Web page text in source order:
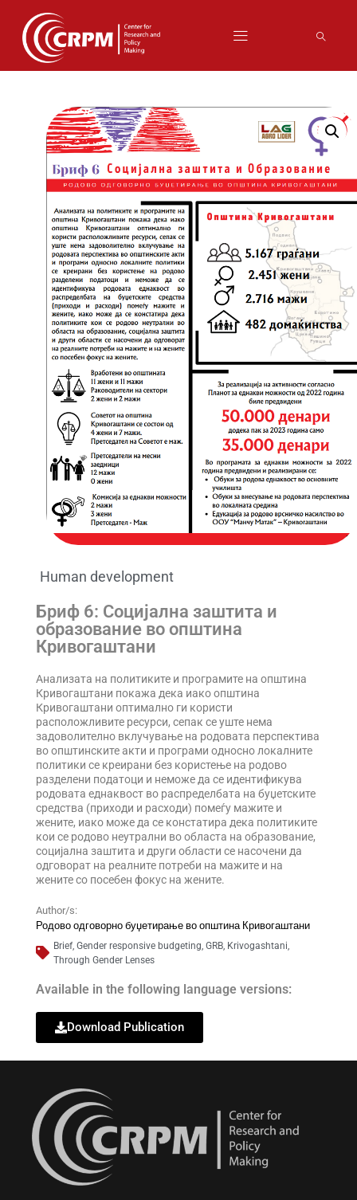
Human development
Бриф 6: Социјална заштита и
образование во општина
Кривогаштани
Анализата на политиките и програмите на општина
Кривогаштани покажа дека иако општина
Кривогаштани оптимално ги користи
расположливите ресурси, сепак се уште нема
задоволително вклучување на родовата перспектива
во општинските акти и програми односно локалните
политики се креирани без користење на родово
разделени податоци и неможе да се идентификува
родовата еднаквост во распределбата на буџетските
средства (приходи и расходи) помеѓу мажите и
жените, иако може да се констатира дека политиките
кои се родово неутрални во областа на образование,
социјална заштита и други области се насочени да
одговорат на реалните потреби на мажите и на
жените со посебен фокус на жените.
Author/s:
Родово одговорно буџетирање во општина Кривогаштани
Brief, Gender responsive budgeting, GRB, Krivogashtani,
Through Gender Lenses
Available in the following language versions:
Download Publication